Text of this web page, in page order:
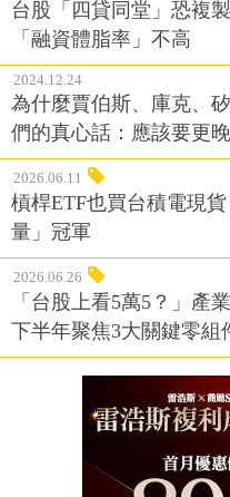
台股「四貸同堂」恐複
「融資體脂率」不高
2024.12.24
為什麼賈伯斯、庫克、
們的真心話：應該要更
2026.06.11
槓桿ETF也買台積電現
量」冠軍
2026.06.26
「台股上看5萬5？」產
下半年聚焦3大關鍵零組